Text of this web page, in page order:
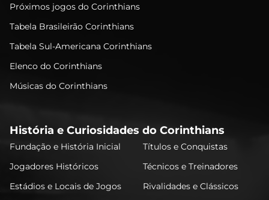
Próximos jogos do Corinthians
Tabela Brasileirão Corinthians
Tabela Sul-Americana Corinthians
Elenco do Corinthians
Músicas do Corinthians
História e Curiosidades do Corinthians
Fundação e História Inicial
Títulos e Conquistas
Jogadores Históricos
Técnicos e Treinadores
Estádios e Locais de Jogos
Rivalidades e Clássicos